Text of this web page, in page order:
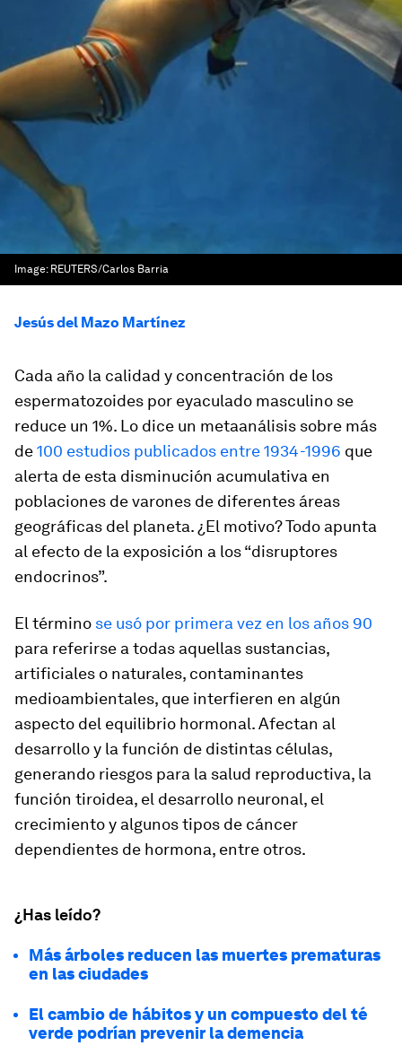
Image: REUTERS/Carlos Barria
Jesús del Mazo Martínez
Cada año la calidad y concentración de los
espermatozoides por eyaculado masculino se
reduce un 1%. Lo dice un metaanálisis sobre más
de100 estudios publicados entre 1934-1996 que
alerta de esta disminución acumulativa en
poblaciones de varones de diferentes áreas
geográficas del planeta. ¿El motivo? Todo apunta
al efecto de la exposición a los “disruptores
endocrinos”.
El término se usó por primera vez en los años 90
para referirse a todas aquellas sustancias,
artificiales o naturales, contaminantes
medioambientales, que interfieren en algún
aspecto del equilibrio hormonal. Afectan al
desarrollo y la función de distintas células,
generando riesgos para la salud reproductiva, la
función tiroidea, el desarrollo neuronal, el
crecimiento y algunos tipos de cáncer
dependientes de hormona, entre otros.
¿Has leído?
Más árboles reducen las muertes prematuras
en las ciudades
El cambio de hábitos y un compuesto del té
verde podrían prevenir la demencia